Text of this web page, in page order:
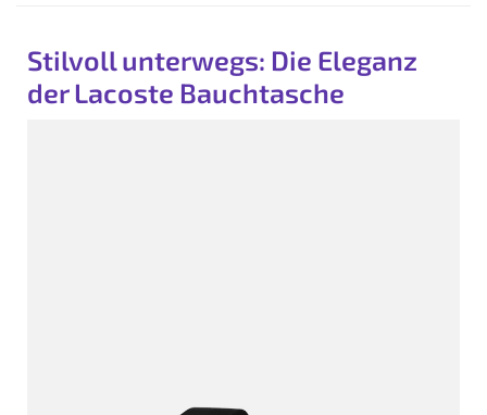
Stilvoll unterwegs: Die Eleganz
der Lacoste Bauchtasche